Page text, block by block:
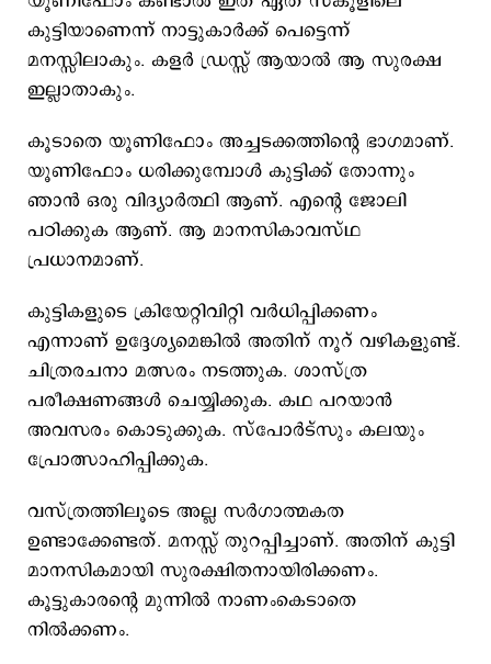
കുട്ടിയാണെന്ന് നാട്ടുകാർക്ക് പെട്ടെന്ന്
മനസ്സിലാകും. കളർ ഡ്രസ്സ് ആയാൽ ആ സുരക്ഷ
ഇല്ലാതാകും.
കൂടാതെ യൂണിഫോം അച്ചടക്കത്തിന്റെ ഭാഗമാണ്.
യൂണിഫോം ധരിക്കുമ്പോൾ കുട്ടിക്ക് തോന്നും
ഞാൻ ഒരു വിദ്യാർത്ഥി ആണ്. എന്റെ ജോലി
പഠിക്കുക ആണ്. ആ മാനസികാവസ്ഥ
പ്രധാനമാണ്.
കുട്ടികളുടെ ക്രിയേറ്റിവിറ്റി വർധിപ്പിക്കണം
എന്നാണ് ഉദ്ദേശ്യമെങ്കിൽ അതിന് നൂറ് വഴികളുണ്ട്.
ചിത്രരചനാ മത്സരം നടത്തുക. ശാസ്ത്ര
പരീക്ഷണങ്ങൾ ചെയ്യിക്കുക. കഥ പറയാൻ
അവസരം കൊടുക്കുക. സ്പോർട്സും കലയും
പ്രോത്സാഹിപ്പിക്കുക.
വസ്ത്രത്തിലൂടെ അല്ല സർഗാത്മകത
ഉണ്ടാക്കേണ്ടത്. മനസ്സ് തുറപ്പിച്ചാണ്. അതിന് കുട്ടി
മാനസികമായി സുരക്ഷിതനായിരിക്കണം.
കൂട്ടുകാരന്റെ മുന്നിൽ നാണംകെടാതെ
നിൽക്കണം.